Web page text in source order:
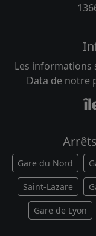
Les informations
Data de notre
Gare du Nord
Saint-Lazare
Gare de Lyon